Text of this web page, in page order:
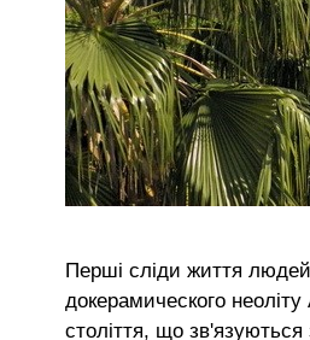
Перші сліди життя
докерамического
століття, що зв'язуються